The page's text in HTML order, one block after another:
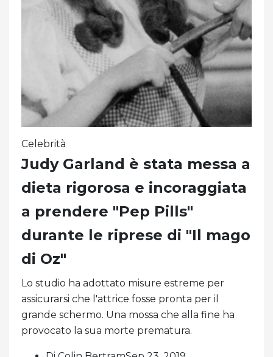
Celebrità
Judy Garland è stata messa a
dieta rigorosa e incoraggiata
a prendere "Pep Pills"
durante le riprese di "Il mago
di Oz"
Lo studio ha adottato misure estreme per
assicurarsi che l'attrice fosse pronta per il
grande schermo. Una mossa che alla fine ha
provocato la sua morte prematura.